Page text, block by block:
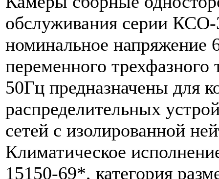
обслуживания серии КСО-
номинальное напряжение
переменного трехфазного
50Гц предназначены для
распределительных
сетей с изолированной
Климатическое
15150-69*, категория